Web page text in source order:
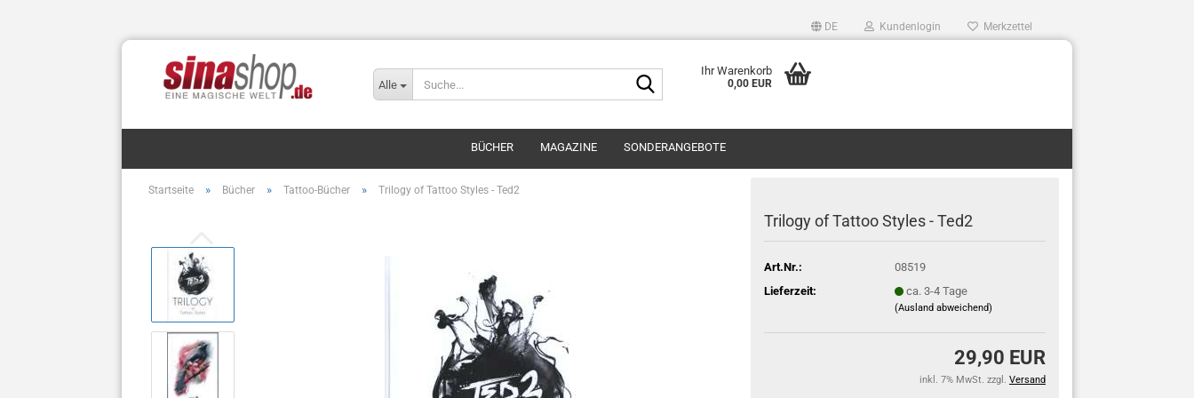
DE Kundenlogin Merkzettel
Alle
Ihr Warenkorb
0,00 EUR
BÜCHER MAGAZINE SONDERANGEBOTE
Startseite » Bücher » Tattoo-Bücher » Trilogy of Tattoo Styles - Ted2
Trilogy of Tattoo Styles - Ted2
Art.Nr.:
08519
Lieferzeit:
ca. 3-4 Tage
(Ausland abweichend)
29,90 EUR
inkl. 7% MwSt. zzgl. Versand